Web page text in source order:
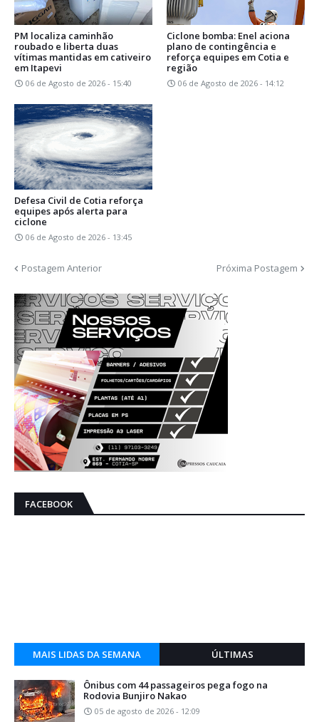
PM localiza caminhão
roubado e liberta duas
vítimas mantidas em cativeiro
em Itapevi
06 de Agosto de 2026 - 15:40
Ciclone bomba: Enel aciona
plano de contingência e
reforça equipes em Cotia e
região
06 de Agosto de 2026 - 14:12
Defesa Civil de Cotia reforça
equipes após alerta para
ciclone
06 de Agosto de 2026 - 13:45
Postagem Anterior Próxima Postagem
FACEBOOK
MAIS LIDAS DA SEMANA ÚLTIMAS
Ônibus com 44 passageiros pega fogo na
Rodovia Bunjiro Nakao
05 de agosto de 2026 - 12:09